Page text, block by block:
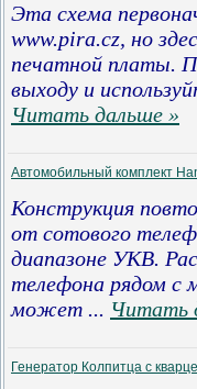
Эта схема
www.pira.cz, но
печатной платы.
выходу и
Читать дальше »
Автомобильный комплект
Конструкция
от сотового
диапазоне УКВ.
телефона рядом с
может ... Читать
Генератор Колпитца с